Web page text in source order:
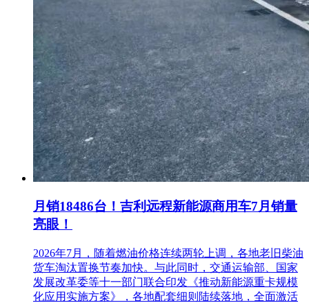
月销18486台！吉利远程新能源商用车7月销量
亮眼！
2026年7月，随着燃油价格连续两轮上调，各地老旧柴油
货车淘汰置换节奏加快。与此同时，交通运输部、国家
发展改革委等十一部门联合印发《推动新能源重卡规模
化应用实施方案》，各地配套细则陆续落地，全面激活